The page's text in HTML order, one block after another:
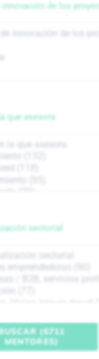
innovación de los
que asesora
sectorial
(6711
MENTORES)